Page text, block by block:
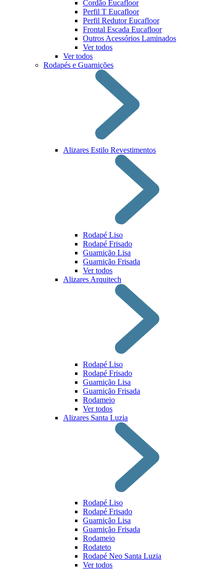
Cordão Eucafloor
Perfil T Eucafloor
Perfil Redutor Eucafloor
Frontal Escada Eucafloor
Outros Acessórios Laminados
Ver todos
Ver todos
Rodapés e Guarnições
Alizares Estilo Revestimentos
Rodapé Liso
Rodapé Frisado
Guarnição Lisa
Guarnição Frisada
Ver todos
Alizares Arquitech
Rodapé Liso
Rodapé Frisado
Guarnição Lisa
Guarnição Frisada
Rodameio
Ver todos
Alizares Santa Luzia
Rodapé Liso
Rodapé Frisado
Guarnição Lisa
Guarnição Frisada
Rodameio
Rodateto
Rodapé Neo Santa Luzia
Ver todos